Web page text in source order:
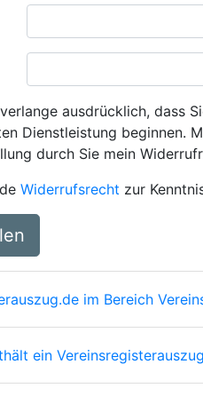
ausdrücklich, dass
Dienstleistung beginnen.
durch Sie mein
Widerrufsrecht zur
im Bereich
ein